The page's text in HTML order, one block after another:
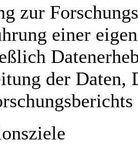
zur
einer
der Daten,